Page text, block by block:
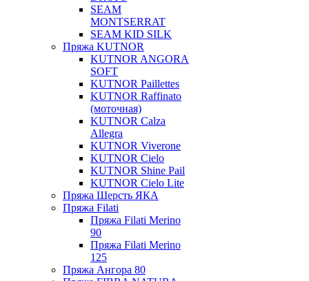
SEAM
MONTSERRAT
SEAM KID SILK
Пряжа KUTNOR
KUTNOR ANGORA
SOFT
KUTNOR Paillettes
KUTNOR Raffinato
(моточная)
KUTNOR Calza
Allegra
KUTNOR Viverone
KUTNOR Cielo
KUTNOR Shine Pail
KUTNOR Cielo Lite
Пряжа Шерсть ЯКА
Пряжа Filati
Пряжа Filati Merino
90
Пряжа Filati Merino
125
Пряжа Ангора 80